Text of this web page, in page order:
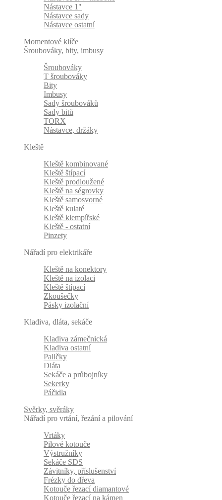
Nástavce 1"
Nástavce sady
Nástavce ostatní
Momentové klíče
Šroubováky, bity, imbusy
Šroubováky
T šroubováky
Bity
Imbusy
Sady šroubováků
Sady bitů
TORX
Nástavce, držáky
Kleště
Kleště kombinované
Kleště štípací
Kleště prodloužené
Kleště na ségrovky
Kleště samosvorné
Kleště kulaté
Kleště klempířské
Kleště - ostatní
Pinzety
Nářadí pro elektrikáře
Kleště na konektory
Kleště na izolaci
Kleště štípací
Zkoušečky
Pásky izolační
Kladiva, dláta, sekáče
Kladiva zámečnická
Kladiva ostatní
Paličky
Dláta
Sekáče a průbojníky
Sekerky
Páčidla
Svěrky, svěráky
Nářadí pro vrtání, řezání a pilování
Vrtáky
Pilové kotouče
Výstružníky
Sekáče SDS
Závitníky, příslušenství
Frézky do dřeva
Kotouče řezací diamantové
Kotouče řezací na kámen